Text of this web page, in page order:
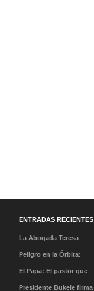
ENTRADAS RECIENTES
La Abogada Teresa
Stella Mera Gómez es la
Peligro en la Órbita:
¿Qué es la «Basura
El Papa: El pastor que
caminó en la tormenta y
Presidente Bukele firma